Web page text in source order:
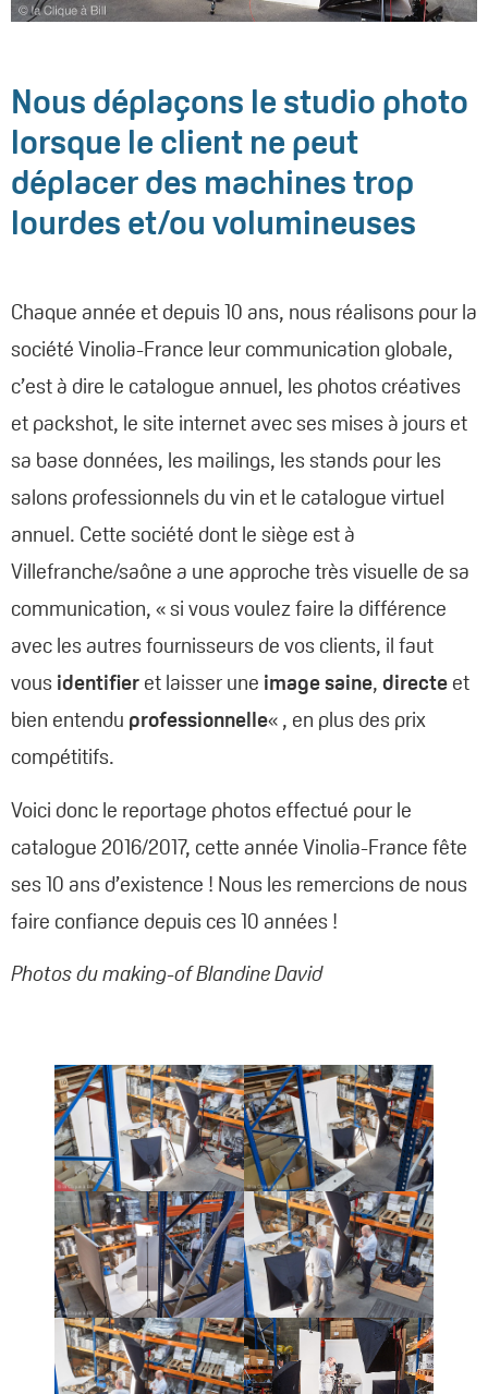
Nous déplaçons le studio photo
lorsque le client ne peut
déplacer des machines trop
lourdes et/ou volumineuses
Chaque année et depuis 10 ans, nous réalisons pour la
société Vinolia-France leur communication globale,
c’est à dire le catalogue annuel, les photos créatives
et packshot, le site internet avec ses mises à jours et
sa base données, les mailings, les stands pour les
salons professionnels du vin et le catalogue virtuel
annuel. Cette société dont le siège est à
Villefranche/saône a une approche très visuelle de sa
communication, « si vous voulez faire la différence
avec les autres fournisseurs de vos clients, il faut
vous identifier et laisser une image saine, directe et
bien entendu professionnelle« , en plus des prix
compétitifs.
Voici donc le reportage photos effectué pour le
catalogue 2016/2017, cette année Vinolia-France fête
ses 10 ans d’existence ! Nous les remercions de nous
faire confiance depuis ces 10 années !
Photos du making-of Blandine David